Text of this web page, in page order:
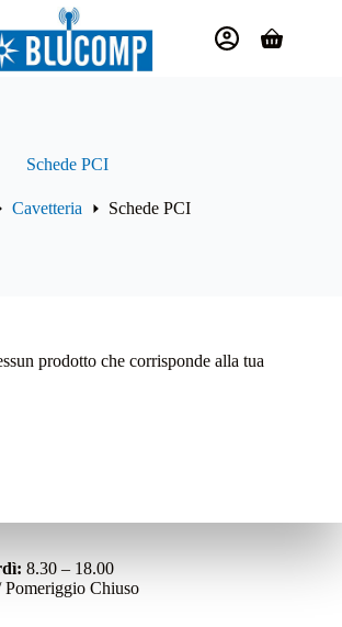
Carrello
Schede PCI
Cavetteria Schede PCI
prodotto che corrisponde alla tua
8.30 – 18.00
Pomeriggio Chiuso